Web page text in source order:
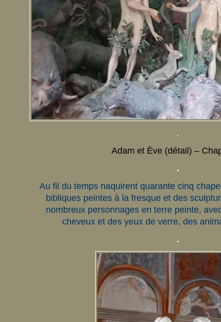
.
Adam et Ève (détail) –
.
Au fil du temps naquirent quarante cinq
bibliques peintes à la fresque et des
nombreux personnages en terre peinte,
cheveux et des yeux de verre, des
.